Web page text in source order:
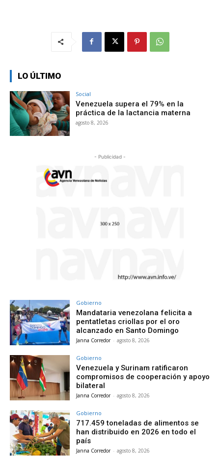
LO ÚLTIMO
Social
Venezuela supera el 79% en la
práctica de la lactancia materna
agosto 8, 2026
- Publicidad -
Gobierno
Mandataria venezolana felicita a
pentatletas criollas por el oro
alcanzado en Santo Domingo
Janna Corredor - agosto 8, 2026
Gobierno
Venezuela y Surinam ratificaron
compromisos de cooperación y apoyo
bilateral
Janna Corredor - agosto 8, 2026
Gobierno
717.459 toneladas de alimentos se
han distribuido en 2026 en todo el
país
Janna Corredor - agosto 8, 2026